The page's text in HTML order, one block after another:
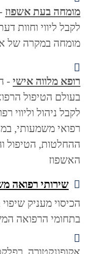
מומחה בעת אשפוז
לקבל ליווי וחוות
מומחה במקרה של
רופא מלווה אישי -
בעולם הטיפול
לקבל ניהול וליווי
רפואי משמעותי,
ההחלטות, הטיפול
האשפוז
שירותי רפואה
הכיסוי מעניק
בתחומי הרפואה